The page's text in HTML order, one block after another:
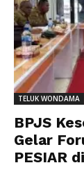
TELUK WONDAMA
BPJS
Gelar
PESIAR